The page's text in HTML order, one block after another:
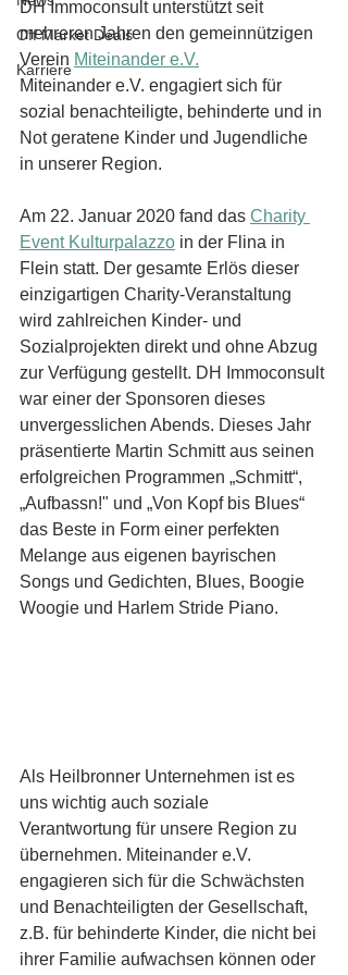
Off Market Deals
Karriere
DH Immoconsult unterstützt seit
mehreren Jahren den gemeinnützigen
Verein Miteinander e.V.
Miteinander e.V. engagiert sich für
sozial benachteiligte, behinderte und in
Not geratene Kinder und Jugendliche
in unserer Region.
Am 22. Januar 2020 fand das Charity
Event Kulturpalazzo in der Flina in
Flein statt. Der gesamte Erlös dieser
einzigartigen Charity-Veranstaltung
wird zahlreichen Kinder- und
Sozialprojekten direkt und ohne Abzug
zur Verfügung gestellt. DH Immoconsult
war einer der Sponsoren dieses
unvergesslichen Abends. Dieses Jahr
präsentierte Martin Schmitt aus seinen
erfolgreichen Programmen „Schmitt“,
„Aufbassn!" und „Von Kopf bis Blues“
das Beste in Form einer perfekten
Melange aus eigenen bayrischen
Songs und Gedichten, Blues, Boogie
Woogie und Harlem Stride Piano.
Als Heilbronner Unternehmen ist es
uns wichtig auch soziale
Verantwortung für unsere Region zu
übernehmen. Miteinander e.V.
engagieren sich für die Schwächsten
und Benachteiligten der Gesellschaft,
z.B. für behinderte Kinder, die nicht bei
ihrer Familie aufwachsen können oder